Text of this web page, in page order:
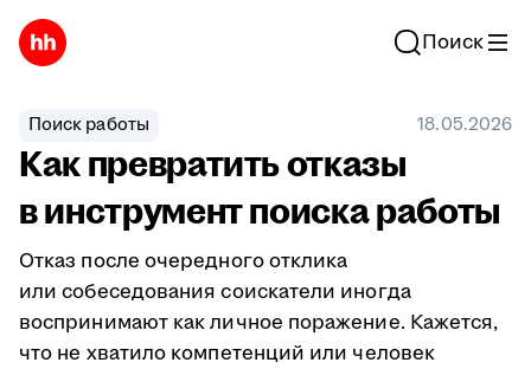
Поиск
Поиск работы 18.05.2026
Как превратить отказы
в инструмент поиска работы
Отказ после очередного отклика
или собеседования соискатели иногда
воспринимают как личное поражение. Кажется,
что не хватило компетенций или человек